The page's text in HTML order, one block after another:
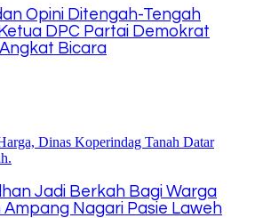
Opini Ditengah-Tengah
DPC Partai Demokrat
Bicara
Jadi Berkah Bagi Warga
Nagari Pasie Laweh